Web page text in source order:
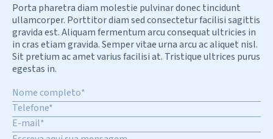
Porta pharetra diam molestie pulvinar donec tincidunt
ullamcorper. Porttitor diam sed consectetur facilisi sagittis
gravida est. Aliquam fermentum arcu consequat ultricies in
in cras etiam gravida. Semper vitae urna arcu ac aliquet nisl.
Sit pretium ac amet varius facilisi at. Tristique ultrices purus
egestas in.